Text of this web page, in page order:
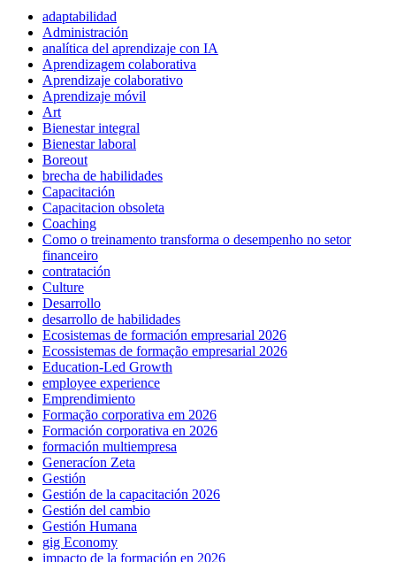
adaptabilidad
Administración
analítica del aprendizaje con IA
Aprendizagem colaborativa
Aprendizaje colaborativo
Aprendizaje móvil
Art
Bienestar integral
Bienestar laboral
Boreout
brecha de habilidades
Capacitación
Capacitacion obsoleta
Coaching
Como o treinamento transforma o desempenho no setor
financeiro
contratación
Culture
Desarrollo
desarrollo de habilidades
Ecosistemas de formación empresarial 2026
Ecossistemas de formação empresarial 2026
Education-Led Growth
employee experience
Emprendimiento
Formação corporativa em 2026
Formación corporativa en 2026
formación multiempresa
Generacíon Zeta
Gestión
Gestión de la capacitación 2026
Gestión del cambio
Gestión Humana
gig Economy
impacto de la formación en 2026